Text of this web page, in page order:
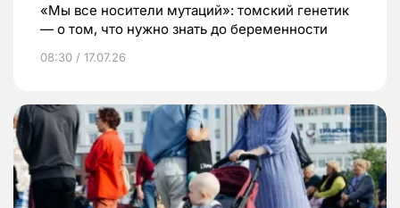
«Мы все носители мутаций»: томский генетик
— о том, что нужно знать до беременности
08:30 / 17.07.26